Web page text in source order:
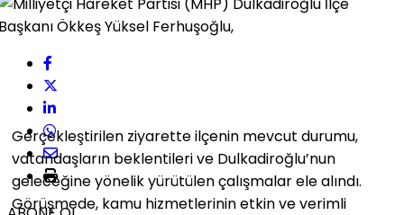
Gerçekleştirilen ziyarette ilçenin mevcut durumu,
vatandaşların beklentileri ve Dulkadiroğlu’nun
geleceğine yönelik yürütülen çalışmalar ele alındı.
Görüşmede, kamu hizmetlerinin etkin ve verimli